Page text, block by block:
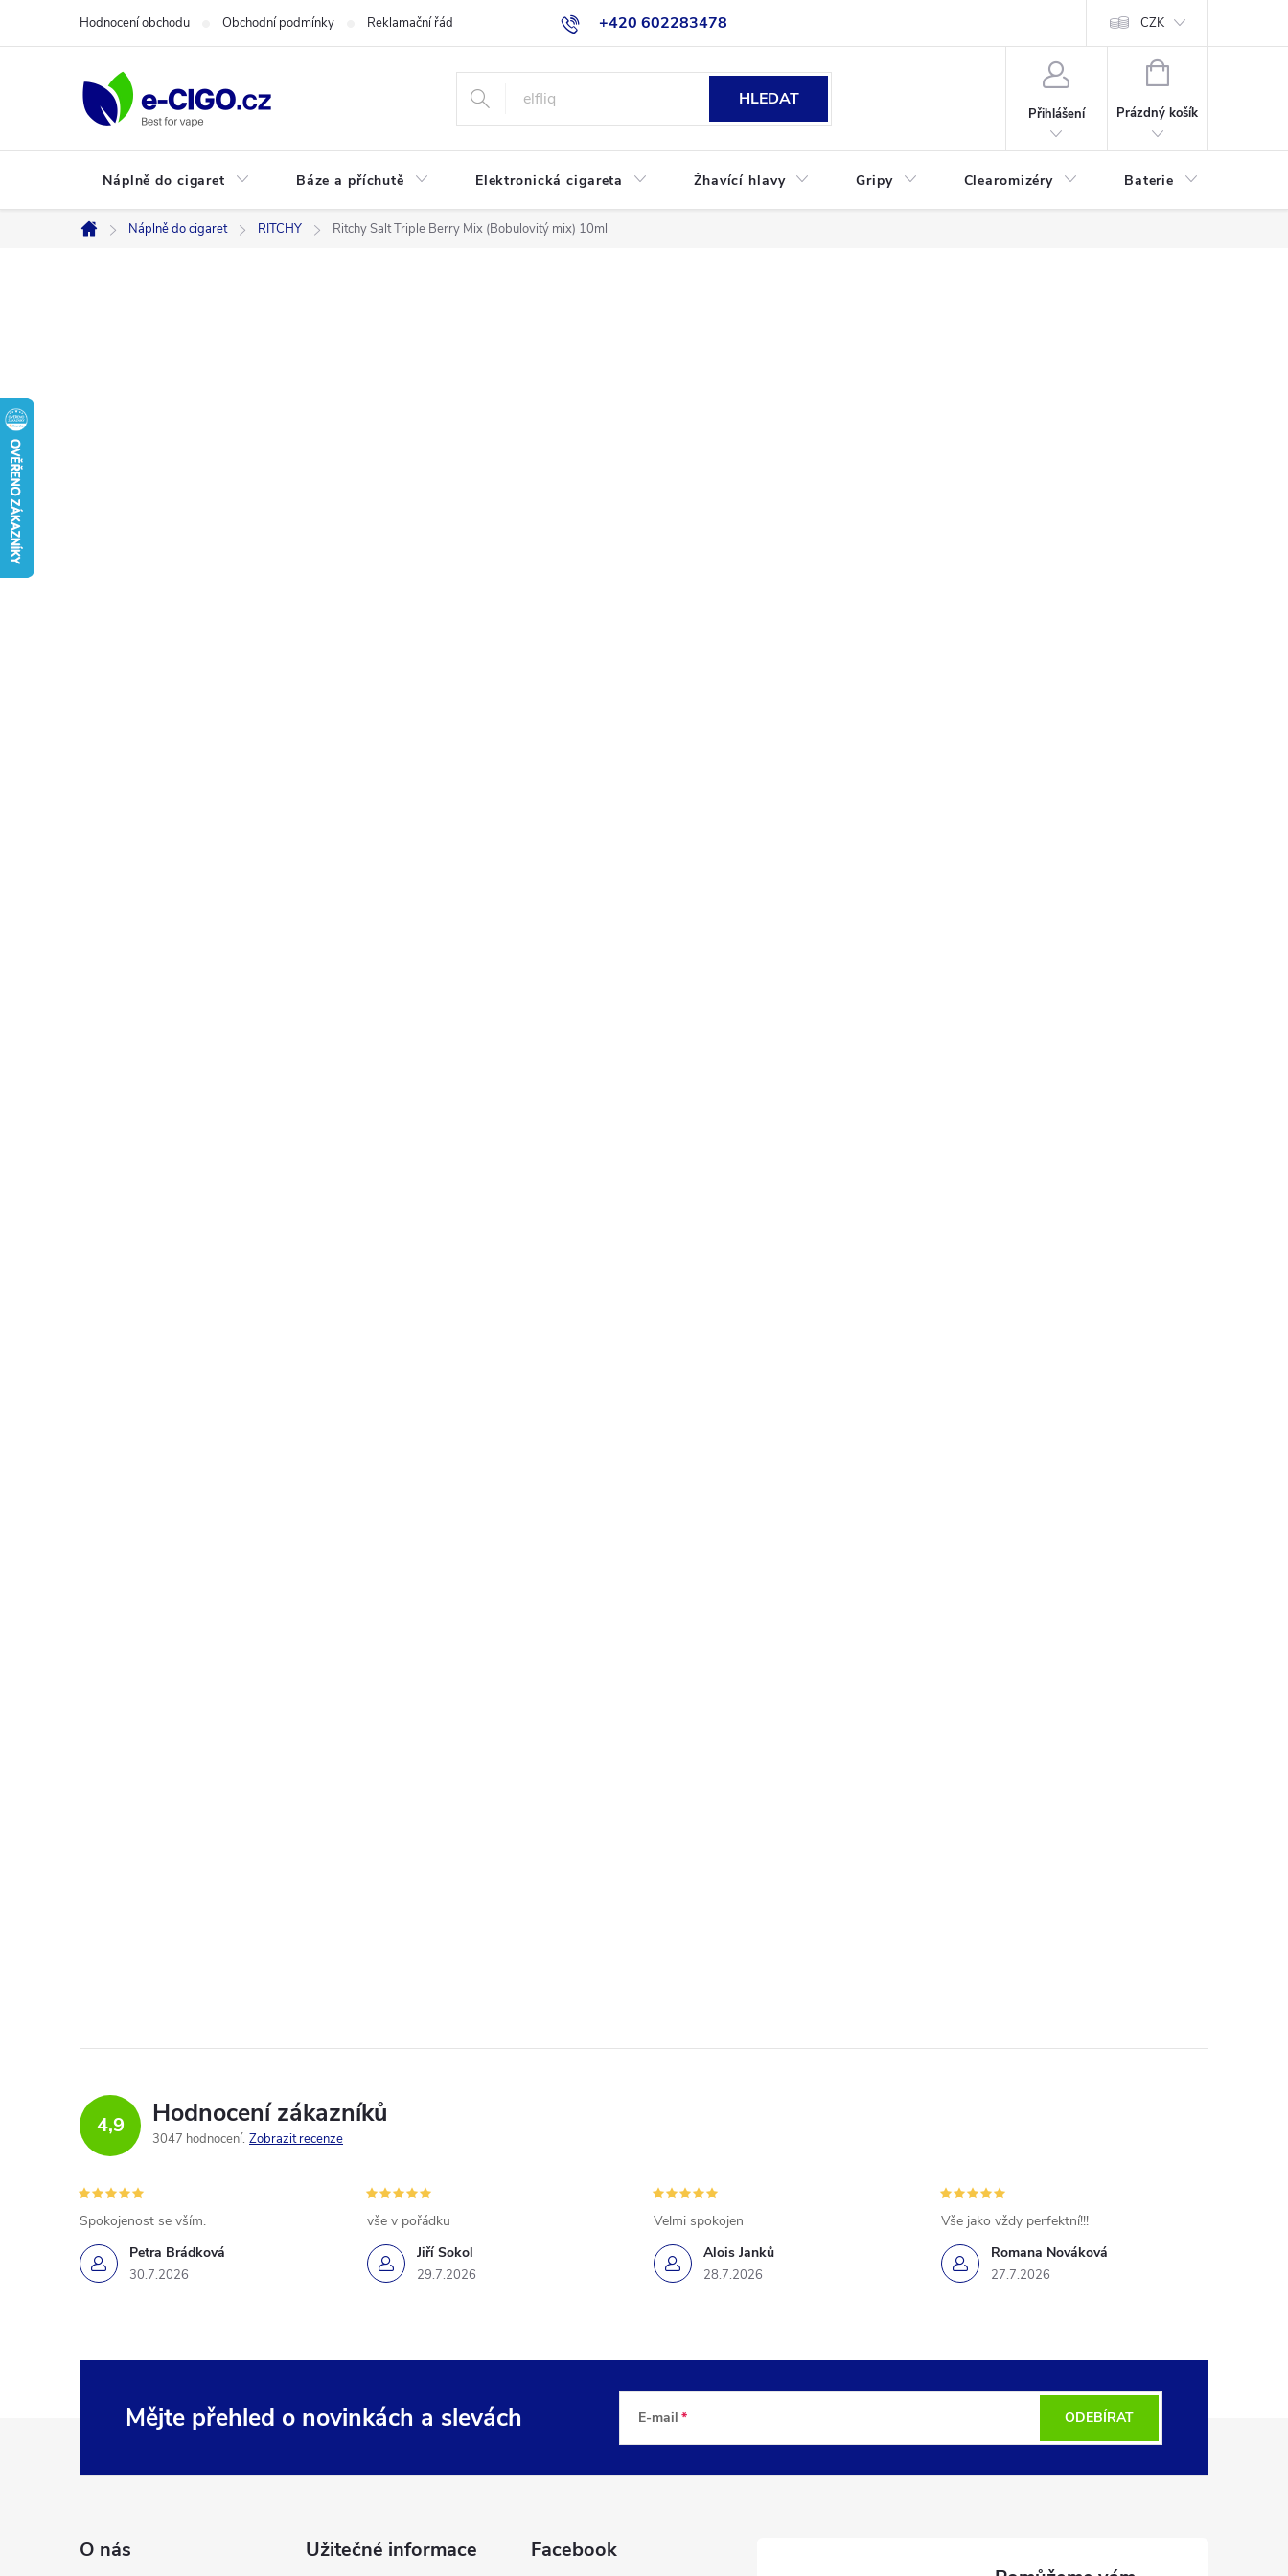
+420 602283478
Hodnocení obchodu Obchodní podmínky Reklamační řád Jak nakupovat CZK
HLEDAT
Přihlášení
NÁKUPNÍ
Prázdný košík
Náplně do cigaret Báze a příchutě Elektronická cigareta Žhavící hlavy Gripy Clearomizéry Baterie
Domů
Náplně do cigaret RITCHY Ritchy Salt Triple Berry Mix (Bobulovitý mix) 10ml
4,9 Hodnocení zákazníků
3047 hodnocení Zobrazit recenze
Petra Brádková
30.7.2026
Spokojenost se vším.
Jiří Sokol
29.7.2026
vše v pořádku
Alois Janků
28.7.2026
Velmi spokojen
Romana Nováková
27.7.2026
Vše jako vždy perfektní!!!
Mějte přehled o novinkách a slevách E-mail ODEBÍRAT
O nás Užitečné informace Facebook